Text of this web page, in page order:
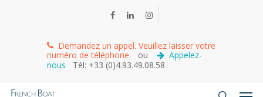
Demandez un appel. Veuillez laisser votre
numéro de téléphone. ou
Appelez-
nous
Tél: +33 (0)4.93.49.08.58